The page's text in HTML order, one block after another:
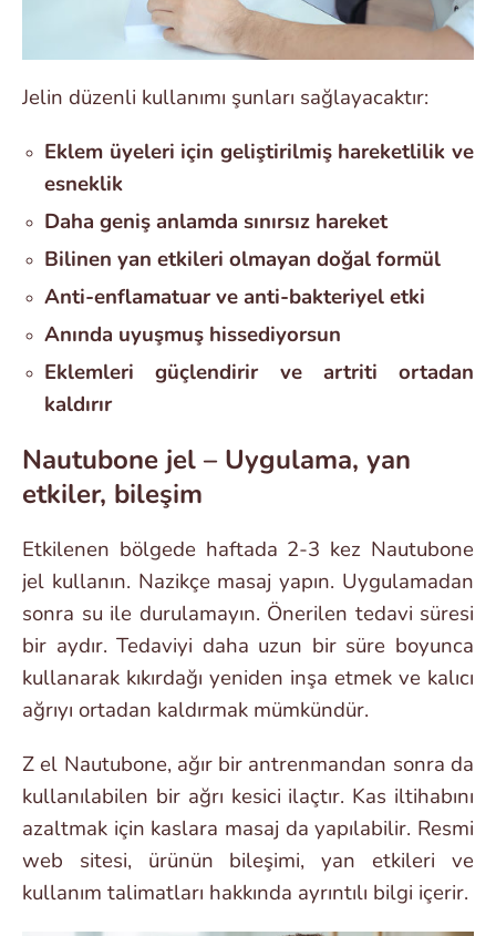
Jelin düzenli kullanımı şunları sağlayacaktır:
Eklem üyeleri için geliştirilmiş hareketlilik ve
esneklik
Daha geniş anlamda sınırsız hareket
Bilinen yan etkileri olmayan doğal formül
Anti-enflamatuar ve anti-bakteriyel etki
Anında uyuşmuş hissediyorsun
Eklemleri güçlendirir ve artriti ortadan
kaldırır
Nautubone jel – Uygulama, yan
etkiler, bileşim
Etkilenen bölgede haftada 2-3 kez Nautubone
jel kullanın. Nazikçe masaj yapın. Uygulamadan
sonra su ile durulamayın. Önerilen tedavi süresi
bir aydır. Tedaviyi daha uzun bir süre boyunca
kullanarak kıkırdağı yeniden inşa etmek ve kalıcı
ağrıyı ortadan kaldırmak mümkündür.
Z el Nautubone, ağır bir antrenmandan sonra da
kullanılabilen bir ağrı kesici ilaçtır. Kas iltihabını
azaltmak için kaslara masaj da yapılabilir. Resmi
web sitesi, ürünün bileşimi, yan etkileri ve
kullanım talimatları hakkında ayrıntılı bilgi içerir.